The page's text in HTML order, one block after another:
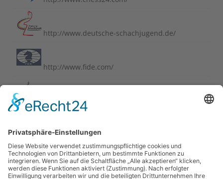
http://www.deutsche-schachjugend.de/
http://www.fide.com/
http://www.schachbund.de/
http://www.schachbundesliga.de/
https://perlenvombodensee.de/